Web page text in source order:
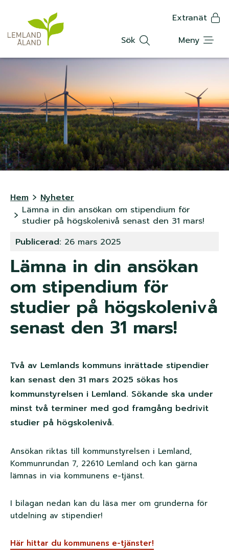
huvudinnehåll
a
p
p
m
e
n
Extranät
Sök
Meny
L
ä
n
k
s
t
i
Hem
Nyheter
Lämna in din ansökan om stipendium för
studier på högskolenivå senast den 31 mars!
Publicerad: 26 mars 2025
Lämna in din ansökan
om stipendium för
studier på högskolenivå
senast den 31 mars!
Två av Lemlands kommuns inrättade stipendier
kan senast den 31 mars 2025 sökas hos
kommunstyrelsen i Lemland. Sökande ska under
minst två terminer med god framgång bedrivit
studier på högskolenivå.
Ansökan riktas till kommunstyrelsen i Lemland,
Kommunrundan 7, 22610 Lemland och kan gärna
lämnas in via kommunens e-tjänst.
I bilagan nedan kan du läsa mer om grunderna för
utdelning av stipendier!
Här hittar du kommunens e-tjänster!